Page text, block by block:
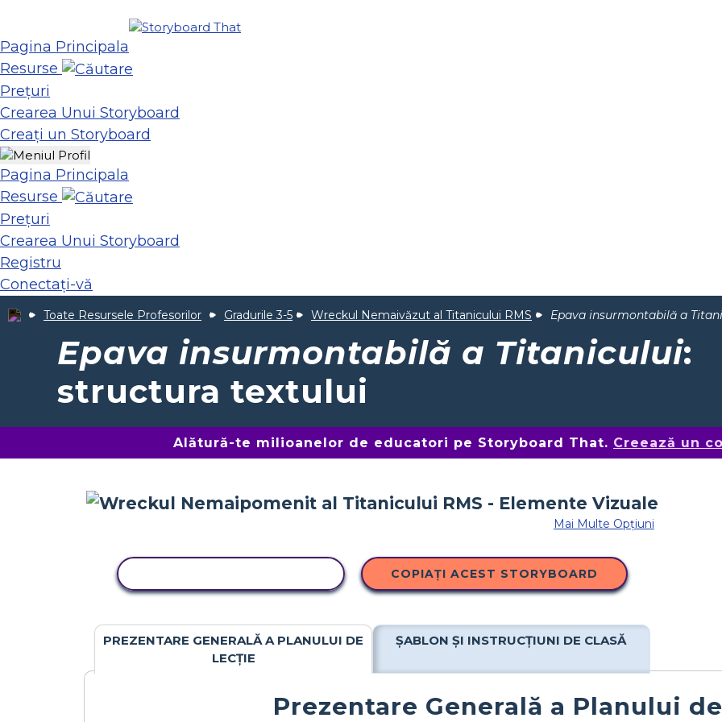
Pagina Principala
Resurse
Prețuri
Crearea Unui Storyboard
Creați un Storyboard
Pagina Principala
Resurse
Prețuri
Crearea Unui Storyboard
Registru
Conectați-vă
Toate Resursele Profesorilor Gradurile 3-5 Wreckul Nemaivăzut al Titanicului RMS Epava insurmontabilă a
Epava insurmontabilă a Titanicului:
structura textului
Alătură-te milioanelor de educatori pe Storyboard That. Creează un
Mai Multe Opțiuni
COPIAȚI ACEST STORYBOARD
PREZENTARE GENERALĂ A PLANULUI DE
LECȚIE
ȘABLON ȘI INSTRUCȚIUNI DE CLASĂ
Prezentare Generală a Planului